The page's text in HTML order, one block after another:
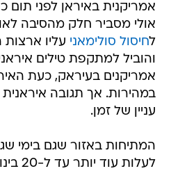
אמריקנית באיראן לפני תום
אולי מסביר חלק מהסיבה
לחיסול סולימאני עליו
והוביל למתקפת טילים
אמריקנים בעיראק, כעת
במהירות. אך תגובה
עניין של זמן.
המתיחות באזור שגם בימי
לעלות